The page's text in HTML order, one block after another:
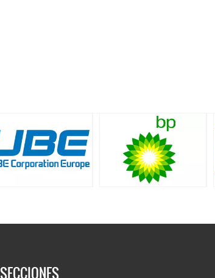
SECCIONES